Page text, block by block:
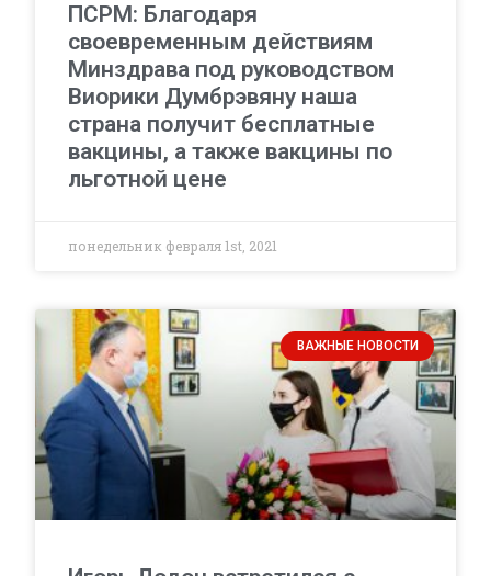
ПСРМ: Благодаря
своевременным действиям
Минздрава под руководством
Виорики Думбрэвяну наша
страна получит бесплатные
вакцины, а также вакцины по
льготной цене
понедельник февраля 1st, 2021
ВАЖНЫЕ НОВОСТИ